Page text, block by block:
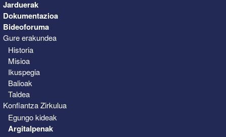
Jarduerak
Dokumentazioa
Bideoforuma
Gure erakundea
Historia
Misioa
Ikuspegia
Balioak
Taldea
Konfiantza Zirkulua
Egungo kideak
Argitalpenak